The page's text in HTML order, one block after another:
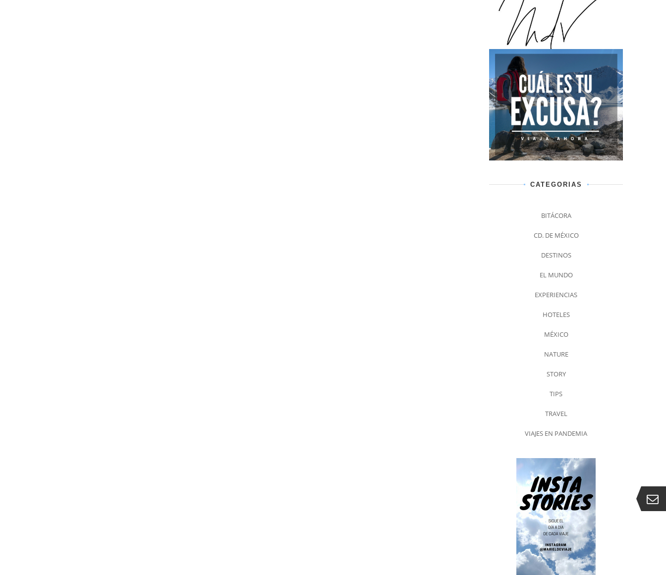
CATEGORIAS
BITÁCORA
CD. DE MÉXICO
DESTINOS
EL MUNDO
EXPERIENCIAS
HOTELES
MÉXICO
NATURE
STORY
TIPS
TRAVEL
VIAJES EN PANDEMIA